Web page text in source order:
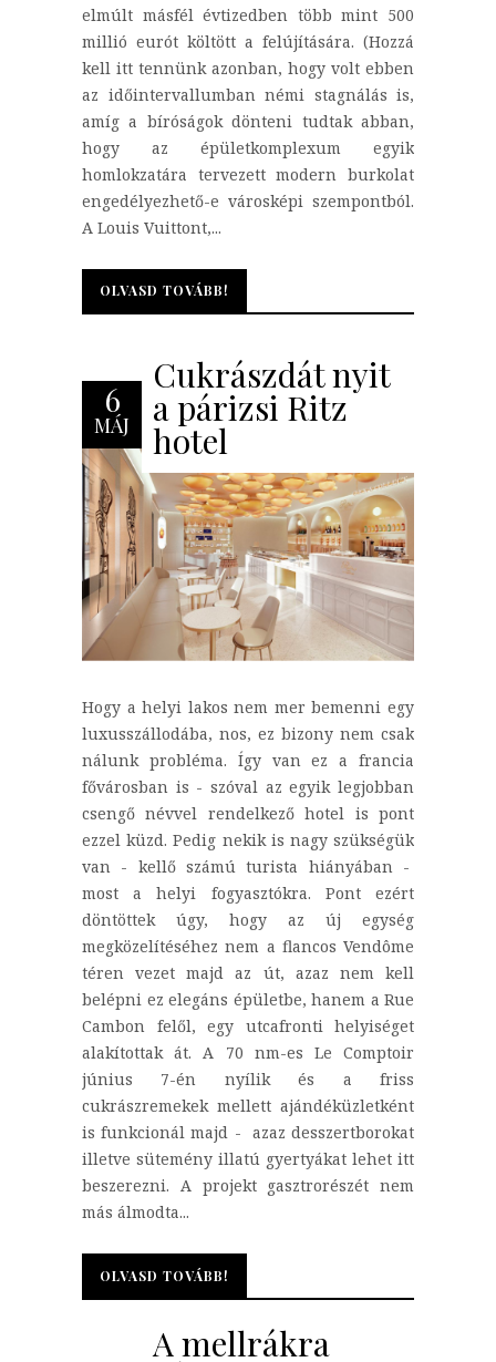
elmúlt másfél évtizedben több mint 500
millió eurót költött a felújítására. (Hozzá
kell itt tennünk azonban, hogy volt ebben
az időintervallumban némi stagnálás is,
amíg a bíróságok dönteni tudtak abban,
hogy az épületkomplexum egyik
homlokzatára tervezett modern burkolat
engedélyezhető-e városképi szempontból.
A Louis Vuittont,...
OLVASD TOVÁBB!
OLVASD TOVÁBB!
6
MÁJ
Cukrászdát nyit
a párizsi Ritz
hotel
Hogy a helyi lakos nem mer bemenni egy
luxusszállodába, nos, ez bizony nem csak
nálunk probléma. Így van ez a francia
fővárosban is - szóval az egyik legjobban
csengő névvel rendelkező hotel is pont
ezzel küzd. Pedig nekik is nagy szükségük
van - kellő számú turista hiányában -
most a helyi fogyasztókra. Pont ezért
döntöttek úgy, hogy az új egység
megközelítéséhez nem a flancos Vendôme
téren vezet majd az út, azaz nem kell
belépni ez elegáns épületbe, hanem a Rue
Cambon felől, egy utcafronti helyiséget
alakítottak át. A 70 nm-es Le Comptoir
június 7-én nyílik és a friss
cukrászremekek mellett ajándéküzletként
is funkcionál majd - azaz desszertborokat
illetve sütemény illatú gyertyákat lehet itt
beszerezni. A projekt gasztrorészét nem
más álmodta...
OLVASD TOVÁBB!
OLVASD TOVÁBB!
A mellrákra